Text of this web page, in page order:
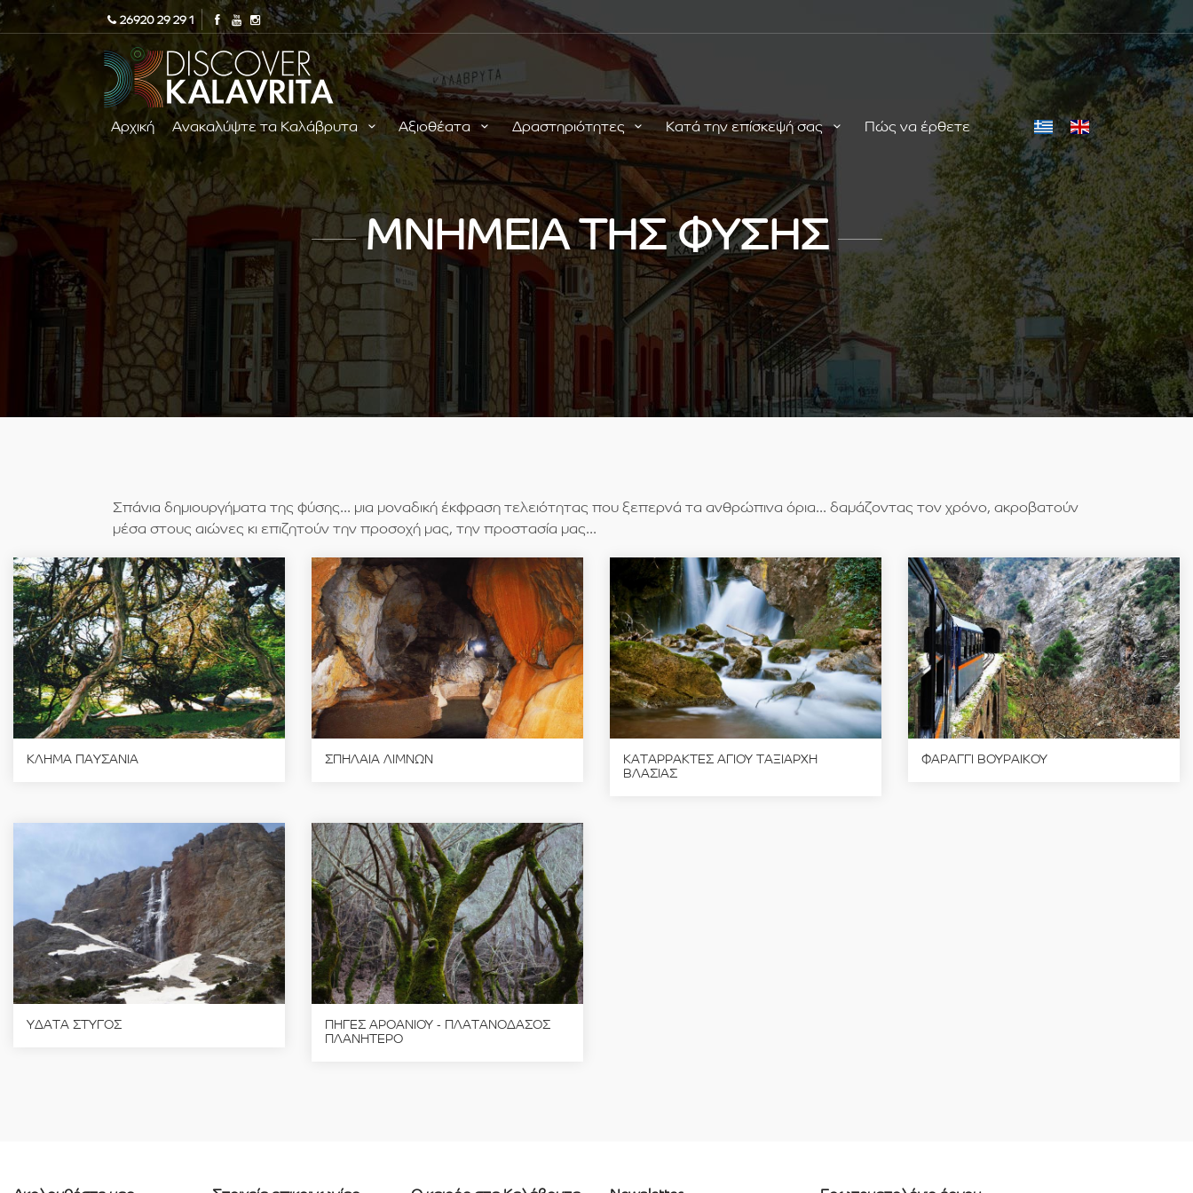
26920 29 29 1
Αρχική Ανακαλύψτε τα Καλάβρυτα Αξιοθέατα Δραστηριότητες Κατά την επίσκεψή σας Πώς να έρθετε
ΜΝΗΜΕΙΑ ΤΗΣ ΦΥΣΗΣ
Σπάνια δημιουργήματα της φύσης... μια μοναδική έκφραση τελειότητας που ξεπερνά τα ανθρώπινα όρια... δαμάζοντας τον χρόνο, ακροβατούν
μέσα στους αιώνες κι επιζητούν την προσοχή μας, την προστασία μας...
ΚΛΗΜΑ ΠΑΥΣΑΝΙΑ ΣΠΗΛΑΙΑ ΛΙΜΝΩΝ
ΚΑΤΑΡΡΑΚΤΕΣ ΑΓΙΟΥ ΤΑΞΙΑΡΧΗ
ΒΛΑΣΙΑΣ
ΦΑΡΑΓΓΙ ΒΟΥΡΑΙΚΟΥ
ΥΔΑΤΑ ΣΤΥΓΟΣ
ΠΗΓΕΣ ΑΡΟΑΝΙΟΥ - ΠΛΑΤΑΝΟΔΑΣΟΣ
ΠΛΑΝΗΤΕΡΟ